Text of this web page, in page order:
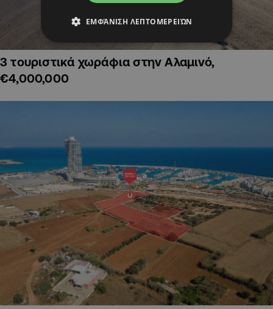
3 τουριστικά χωράφια στην Αλαμινό,
€4,000,000
ΕΜΦΆΝΙΣΗ ΛΕΠΤΟΜΕΡΕΙΏΝ